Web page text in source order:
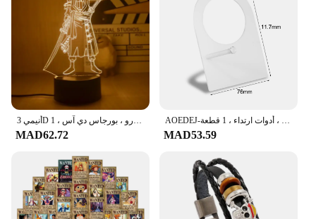
أنيمي 3D وهم إضاءة ليلية ليد ، مصباح طاولة مكتب ، نموذج ألعاب شخصيات كرتونية ، لوفي ، زورو ، بورجاس دي آس ، 1
MAD62.72
AOEDEJ-أداة عرض ثقب السيليكون المرنة الناعمة ، نماذج جسم الإنسان ، لون اللحم ، الأنف ، الأذن ، الفم ، اللسان ، أدوات ارتداء ، 1 قطعة
MAD53.59